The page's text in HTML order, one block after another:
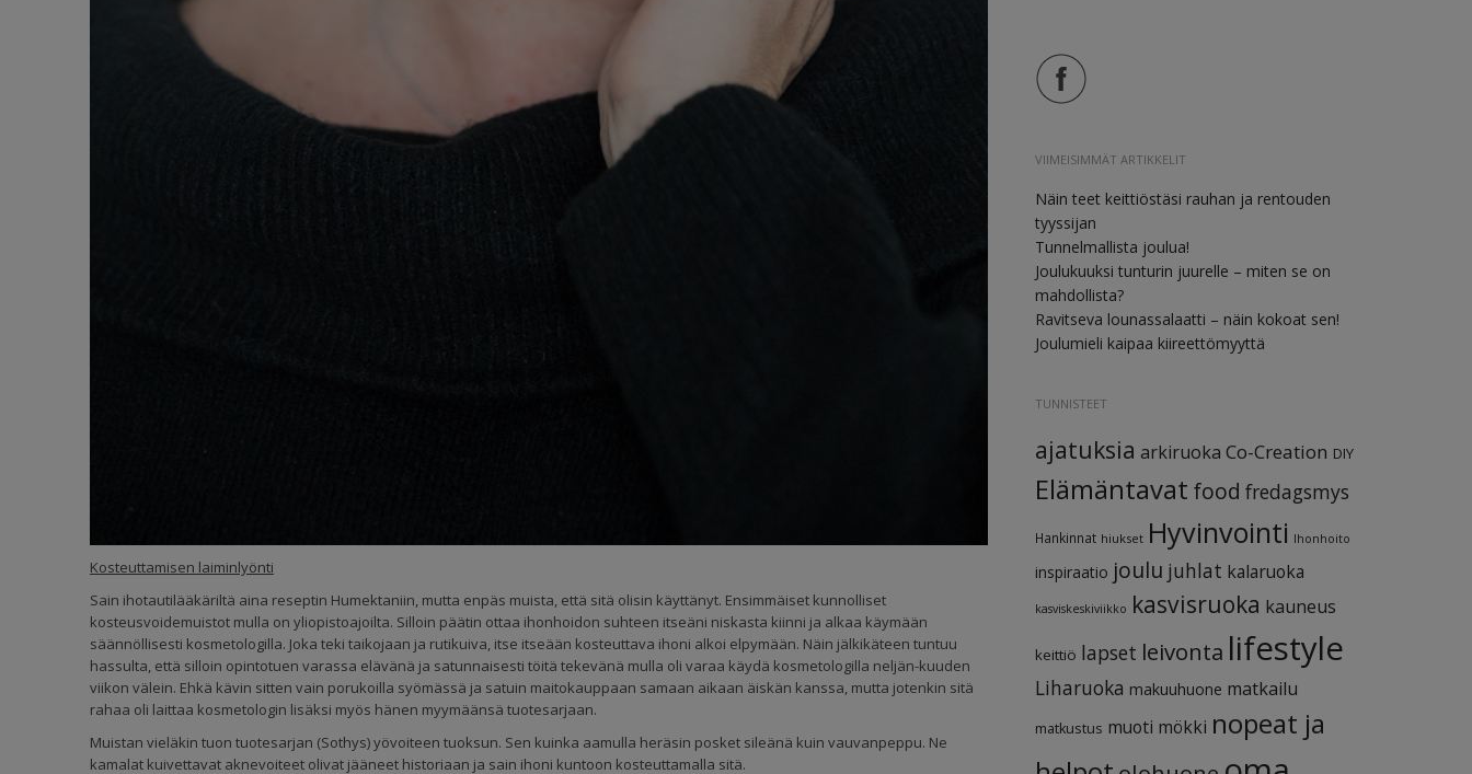
Kosteuttamisen laiminlyönti
Sain ihotautilääkäriltä aina reseptin Humektaniin, mutta enpäs muista, että sitä olisin käyttänyt. Ensimmäiset kunnolliset
kosteusvoidemuistot mulla on yliopistoajoilta. Silloin päätin ottaa ihonhoidon suhteen itseäni niskasta kiinni ja alkaa käymään
säännöllisesti kosmetologilla. Joka teki taikojaan ja rutikuiva, itse itseään kosteuttava ihoni alkoi elpymään. Näin jälkikäteen tuntuu
hassulta, että silloin opintotuen varassa elävänä ja satunnaisesti töitä tekevänä mulla oli varaa käydä kosmetologilla neljän-kuuden
viikon välein. Ehkä kävin sitten vain porukoilla syömässä ja satuin maitokauppaan samaan aikaan äiskän kanssa, mutta jotenkin sitä
rahaa oli laittaa kosmetologin lisäksi myös hänen myymäänsä tuotesarjaan.
Muistan vieläkin tuon tuotesarjan (Sothys) yövoiteen tuoksun. Sen kuinka aamulla heräsin posket sileänä kuin vauvanpeppu. Ne
kamalat kuivettavat aknevoiteet olivat jääneet historiaan ja sain ihoni kuntoon kosteuttamalla sitä.
VIIMEISIMMÄT ARTIKKELIT
Näin teet keittiöstäsi rauhan ja rentouden
tyyssijan
Tunnelmallista joulua!
Joulukuuksi tunturin juurelle – miten se on
mahdollista?
Ravitseva lounassalaatti – näin kokoat sen!
Joulumieli kaipaa kiireettömyyttä
TUNNISTEET
ajatuksia arkiruoka Co-Creation DIY
Elämäntavat food fredagsmys
Hankinnat hiukset Hyvinvointi Ihonhoito
inspiraatio joulu juhlat kalaruoka
kasviskeskiviikko kasvisruoka kauneus
keittiö lapset leivonta lifestyle
Liharuoka makuuhuone matkailu
matkustus muoti mökki nopeat ja